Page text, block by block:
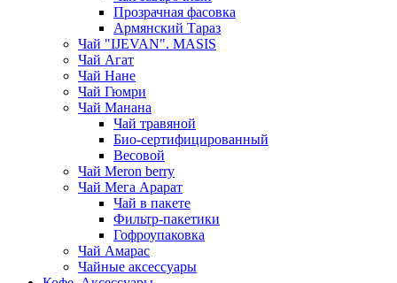
Прозрачная фасовка
Армянский Тараз
Чай "IJEVAN". MASIS
Чай Агат
Чай Нане
Чай Гюмри
Чай Манана
Чай травяной
Био-сертифицированный
Весовой
Чай Meron berry
Чай Мега Арарат
Чай в пакете
Фильтр-пакетики
Гофроупаковка
Чай Амарас
Чайные аксессуары